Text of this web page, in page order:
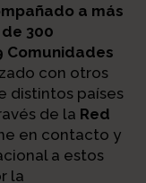
a más
300
Comunidades
con otros
distintos países
de la Red
en contacto y
a estos
la